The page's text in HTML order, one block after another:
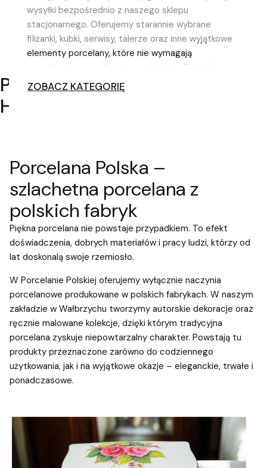
Cena regularna: 125,00 zł-40%
Najniższa cena:
125,00 zł -40%
PORCELANA DOSTĘPNA W 48
H
wysyłki bezpośrednio z naszego sklepu
stacjonarnego. Oferujemy starannie wybrane
filiżanki, kubki, serwisy, talerze oraz inne wyjątkowe
elementy porcelany, które nie wymagają
oczekiwania na realizację zamówienia. To idealne
rozwiązanie dla osób poszukujących eleganckiej
porcelany z szybką dostawą – zarówno na prezent,
ZOBACZ KATEGORIĘ
Porcelana Polska –
szlachetna porcelana z
polskich fabryk
Piękna porcelana nie powstaje przypadkiem. To efekt
doświadczenia, dobrych materiałów i pracy ludzi, którzy od
lat doskonalą swoje rzemiosło.
W Porcelanie Polskiej oferujemy wyłącznie naczynia
porcelanowe produkowane w polskich fabrykach. W naszym
zakładzie w Wałbrzychu tworzymy autorskie dekoracje oraz
ręcznie malowane kolekcje, dzięki którym tradycyjna
porcelana zyskuje niepowtarzalny charakter. Powstają tu
produkty przeznaczone zarówno do codziennego
użytkowania, jak i na wyjątkowe okazje – eleganckie, trwałe i
ponadczasowe.